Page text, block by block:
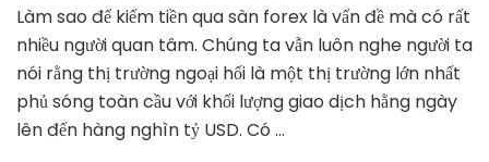
quyết
đầu
tư
Forex
hiệu
quả
Làm sao để kiếm tiền qua sàn forex là vấn đề mà có rất
nhiều người quan tâm. Chúng ta vẫn luôn nghe người ta
nói rằng thị trường ngoại hối là một thị trường lớn nhất
phủ sóng toàn cầu với khối lượng giao dịch hằng ngày
lên đến hàng nghìn tỷ USD. Có …